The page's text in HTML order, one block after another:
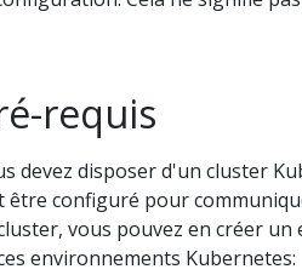
requis
devez disposer d'un cluster
être configuré pour
vous pouvez en créer un
environnements Kubernetes: